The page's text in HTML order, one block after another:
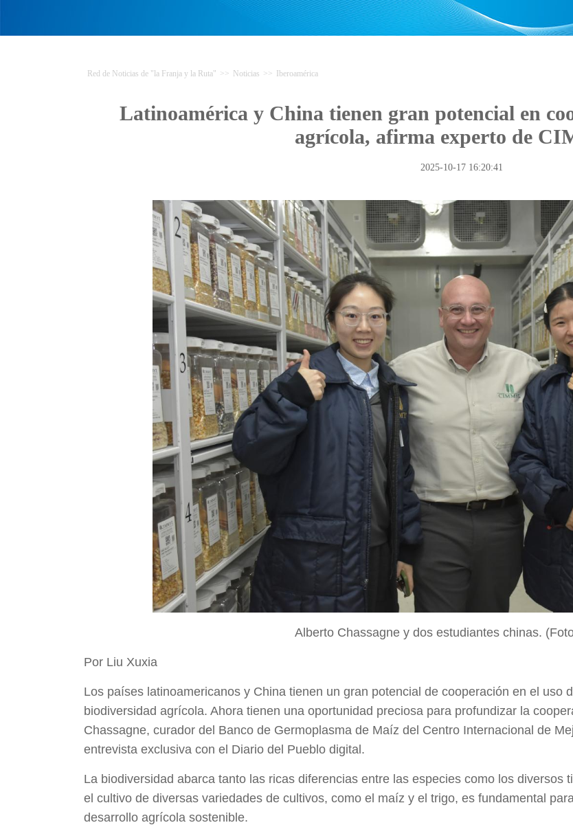
Red de Noticias de "la Franja y la Ruta" >> Noticias >> Iberoamérica
Latinoamérica y China tienen gran potencial en
agrícola, afirma experto de
2025-10-17 16:20:41
Alberto Chassagne y dos estudiantes chinas.
Por Liu Xuxia
Los países latinoamericanos y China tienen un gran potencial de cooperación en el uso
biodiversidad agrícola. Ahora tienen una oportunidad preciosa para profundizar la
Chassagne, curador del Banco de Germoplasma de Maíz del Centro Internacional de
entrevista exclusiva con el Diario del Pueblo digital.
La biodiversidad abarca tanto las ricas diferencias entre las especies como los diversos
el cultivo de diversas variedades de cultivos, como el maíz y el trigo, es fundamental
desarrollo agrícola sostenible.